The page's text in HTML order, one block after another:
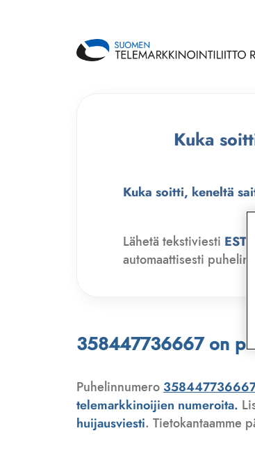
Kuka
Kuka soitti, keneltä
Lähetä tekstiviesti ESTO
automaattisesti
358447736667 on
Puhelinnumero
telemarkkinoijien numeroita.
huijausviesti. Tietokantaamme